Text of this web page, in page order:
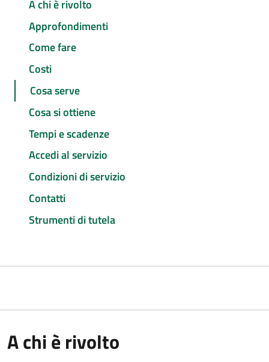
A chi è rivolto
Approfondimenti
Come fare
Costi
Cosa serve
Cosa si ottiene
Tempi e scadenze
Accedi al servizio
Condizioni di servizio
Contatti
Strumenti di tutela
A chi è rivolto